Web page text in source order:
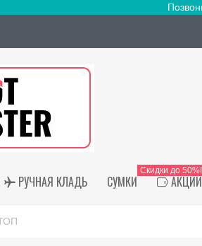
РУЧНАЯ КЛАДЬ СУМКИ АКЦИИ
Скидки до 50%!